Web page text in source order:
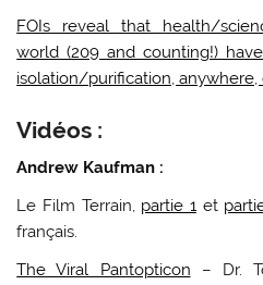
FOIs reveal that health/
world (209 and counting!)
isolation/purification, anywhere,
Vidéos :
Andrew Kaufman :
Le Film Terrain, partie 1et
français.
The Viral Pantopticon – Dr.